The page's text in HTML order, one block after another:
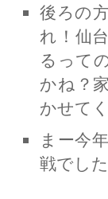
後ろの
れ！仙
るって
かね？
かせて
まー今
戦でした